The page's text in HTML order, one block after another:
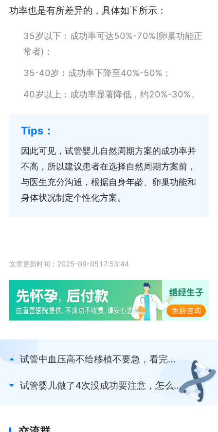
功率也是有所差异的，具体如下所示：
35岁以下：成功率可达50%-70%(卵巢功能正
常者)；
35-40岁︰成功率下降至40%-50%；
40岁以上：成功率显著降低，约20%-30%。
因此可见，试管婴儿自然周期方案的成功率并
不高，所以建议患者在选择自然周期方案前，
与医生充分沟通，根据自身年龄、卵巢功能和
身体状况制定个性化方案。
文章更新时间：2025-09-0517:53:44
试管中血压高不给移植不要急，看完本
试管婴儿做了4次没成功要注意，怎么